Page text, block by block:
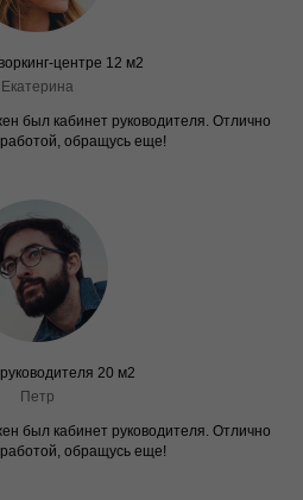
центре 12 м2
Екатерина
был кабинет руководителя. Отлично
обращусь еще!
20 м2
Петр
был кабинет руководителя. Отлично
обращусь еще!